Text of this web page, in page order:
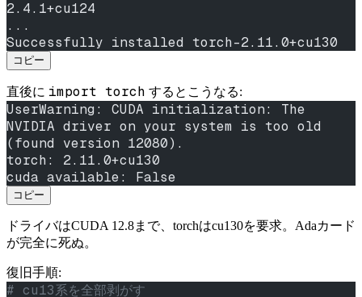
2.4.1+cu124
...
Successfully installed torch-2.11.0+cu130
コピー
直後に import torch するとこうなる:
UserWarning: CUDA initialization: The
NVIDIA driver on your system is too old
(found version 12080).
torch: 2.11.0+cu130
cuda available: False
コピー
ドライバはCUDA 12.8まで、torchはcu130を要求。Adaカード
が完全に死ぬ。
復旧手順:
# cu13系を全部剥がす